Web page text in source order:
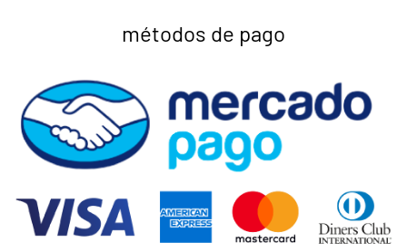
métodos de pago